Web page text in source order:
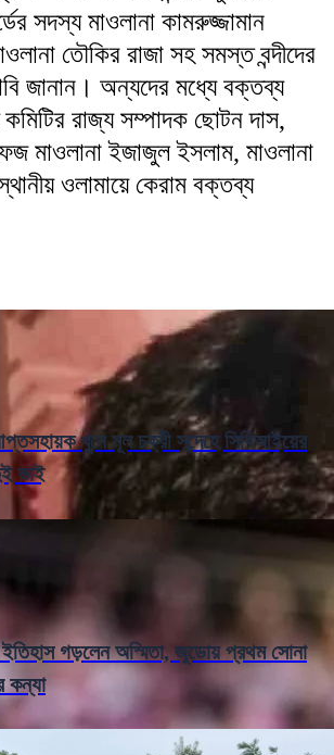
সদস্য মাওলানা কামরুজ্জামান
তৌকির রাজা সহ সমস্ত বন্দীদের
জানান। অন্যদের মধ্যে বক্তব্য
কমিটির রাজ্য সম্পাদক ছোটন দাস,
মাওলানা ইজাজুল ইসলাম, মাওলানা
ওলামায়ে কেরাম বক্তব্য
খুনে মূল চক্রী সন্দেহে সিবিআইয়ের
ভাই
গড়লেন অস্মিতা, জুডোয় প্রথম সোনা
কন্যা